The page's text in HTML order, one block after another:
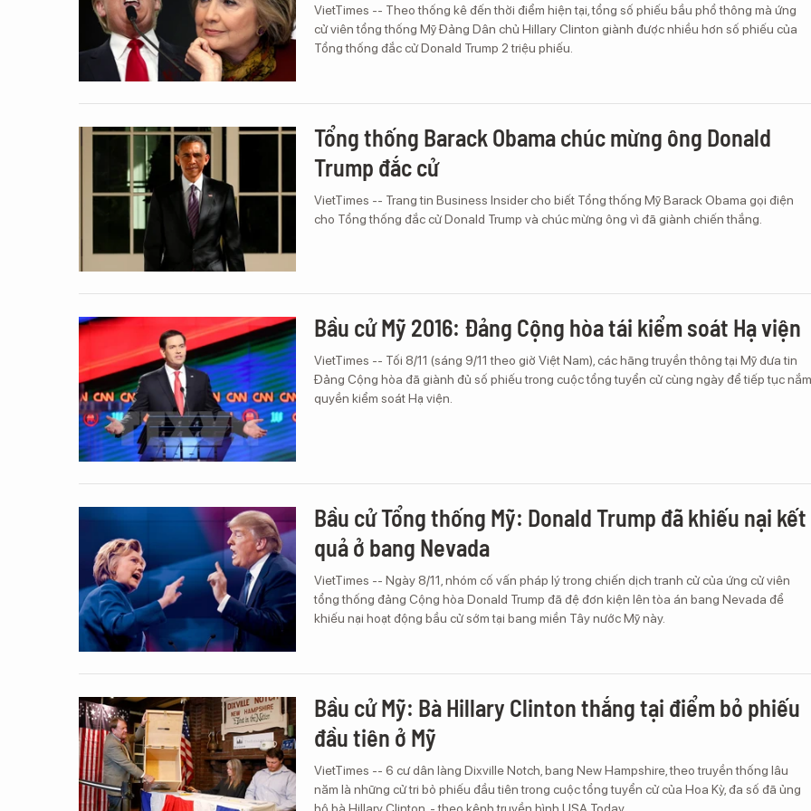
VietTimes -- Theo thống kê đến thời điểm hiện tại, tổng số phiếu bầu phổ thông mà ứng
cử viên tổng thống Mỹ Đảng Dân chủ Hillary Clinton giành được nhiều hơn số phiếu của
Tổng thống đắc cử Donald Trump 2 triệu phiếu.
Tổng thống Barack Obama chúc mừng ông Donald
Trump đắc cử
VietTimes -- Trang tin Business Insider cho biết Tổng thống Mỹ Barack Obama gọi điện
cho Tổng thống đắc cử Donald Trump và chúc mừng ông vì đã giành chiến thắng.
Bầu cử Mỹ 2016: Đảng Cộng hòa tái kiểm soát Hạ viện
VietTimes -- Tối 8/11 (sáng 9/11 theo giờ Việt Nam), các hãng truyền thông tại Mỹ đưa tin
Đảng Cộng hòa đã giành đủ số phiếu trong cuộc tổng tuyển cử cùng ngày để tiếp tục nắm
quyền kiểm soát Hạ viện.
Bầu cử Tổng thống Mỹ: Donald Trump đã khiếu nại kết
quả ở bang Nevada
VietTimes -- Ngày 8/11, nhóm cố vấn pháp lý trong chiến dịch tranh cử của ứng cử viên
tổng thống đảng Cộng hòa Donald Trump đã đệ đơn kiện lên tòa án bang Nevada để
khiếu nại hoạt động bầu cử sớm tại bang miền Tây nước Mỹ này.
Bầu cử Mỹ: Bà Hillary Clinton thắng tại điểm bỏ phiếu
đầu tiên ở Mỹ
VietTimes -- 6 cư dân làng Dixville Notch, bang New Hampshire, theo truyền thống lâu
năm là những cử tri bỏ phiếu đầu tiên trong cuộc tổng tuyển cử của Hoa Kỳ, đa số đã ủng